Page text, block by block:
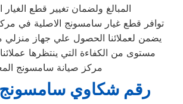
المبالغ ولضمان تغيير قطع الغيار
توافر قطع غيار سامسونج الاصلية في
يضمن لعملائنا الحصول علي جهاز منزلي
مستوى من الكفاءة التي ينتظرها
مركز صيانة سامسونج
رقم شكاوي سامسونج